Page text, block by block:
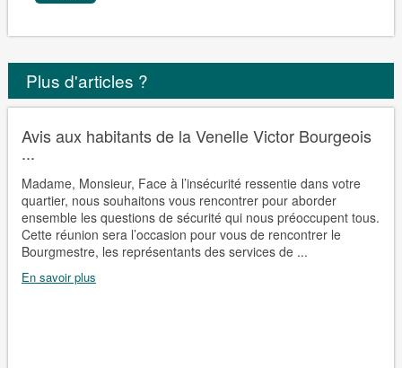
Plus d'articles ?
Avis aux habitants de la Venelle Victor Bourgeois
...
Madame, Monsieur, Face à l’insécurité ressentie dans votre
quartier, nous souhaitons vous rencontrer pour aborder
ensemble les questions de sécurité qui nous préoccupent tous.
Cette réunion sera l’occasion pour vous de rencontrer le
Bourgmestre, les représentants des services de ...
En savoir plus